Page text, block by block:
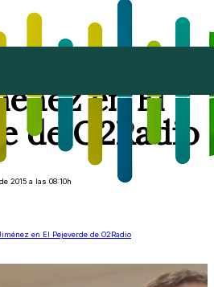
en El
de O2Radio
2015 a las 08:10h
en El Pejeverde de O2Radio